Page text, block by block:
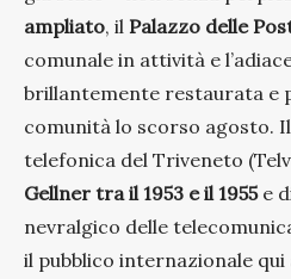
ampliato, il Palazzo delle
comunale in attività e
brillantemente restaurata e
comunità lo scorso agosto.
telefonica del Triveneto
Gellner tra il 1953 e il 1955e
nevralgico delle
il pubblico internazionale